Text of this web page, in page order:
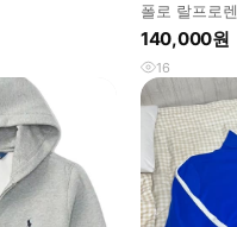
폴로 랄프로
딩
140,000원
16